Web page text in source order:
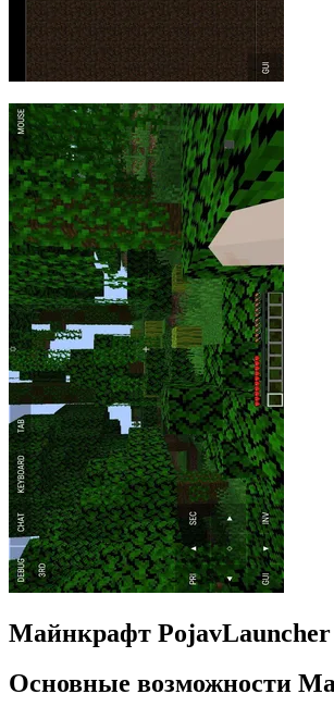
Майнкрафт
Основные возможности